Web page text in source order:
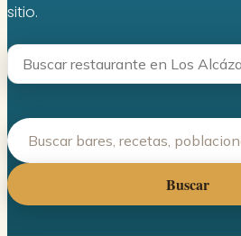
Contacto
sitio.
Buscar